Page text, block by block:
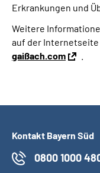
Erkrankungen und
Weitere
auf der Internetseite
gaißach.com
Kontakt Bayern Süd
0800 1000